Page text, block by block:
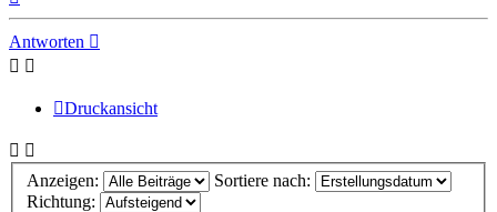
Antworten
Druckansicht
Anzeigen:
Sortiere nach:
Richtung: